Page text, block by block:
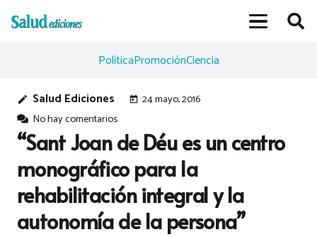
PolíticaPromociónCiencia
edit Salud Ediciones today 24 mayo, 2016
No hay comentarios
“Sant Joan de Déu es un centro
monográfico para la
rehabilitación integral y la
autonomía de la persona”